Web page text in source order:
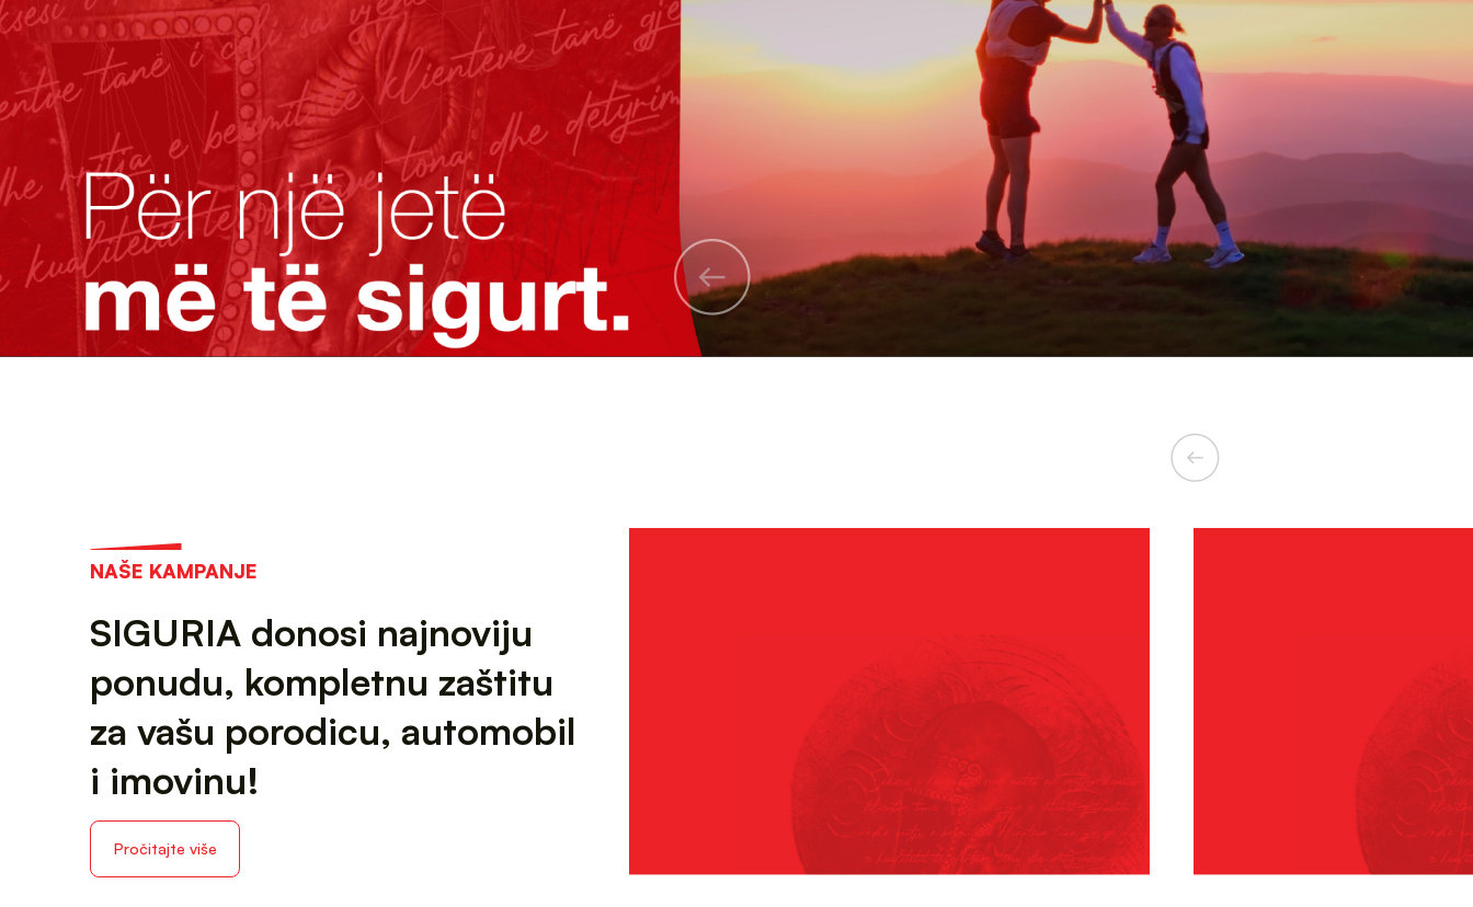
NAŠE KAMPANJE
SIGURIA donosi najnoviju
ponudu, kompletnu zaštitu
za vašu porodicu, automobil
i imovinu!
Pročitajte više